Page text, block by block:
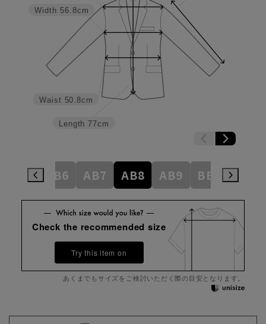
Length 77cm
Waist 50.8cm
Width 56.8cm
AB6 AB7 AB8 AB9 BE3
Check the recommended size
Try this item on
あくまでもサイズをご検討いただく際の目安となります。